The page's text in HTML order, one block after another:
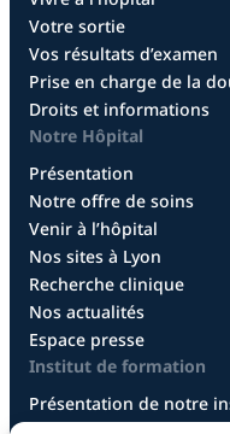
Votre sortie
Vos résultats d’examen
Prise en charge de la
Droits et informations
Notre Hôpital
Présentation
Notre offre de soins
Venir à l’hôpital
Nos sites à Lyon
Recherche clinique
Nos actualités
Espace presse
Institut de formation
Présentation de notre